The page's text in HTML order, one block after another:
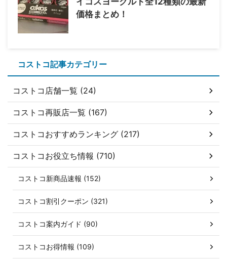
価格まとめ！
コストコ記事カテゴリー
コストコ店舗一覧 (24)
コストコ再販店一覧 (167)
コストコおすすめランキング (217)
コストコお役立ち情報 (710)
コストコ新商品速報 (152)
コストコ割引クーポン (321)
コストコ案内ガイド (90)
コストコお得情報 (109)